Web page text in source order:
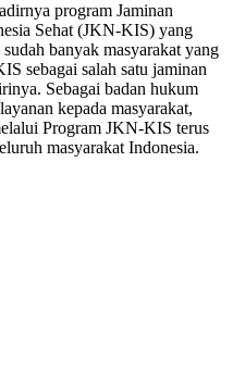
program Jaminan
Sehat (JKN-KIS) yang
banyak masyarakat yang
sebagai salah satu jaminan
Sebagai badan hukum
kepada masyarakat,
Program JKN-KIS terus
masyarakat Indonesia.